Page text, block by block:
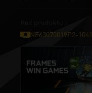
NE63070019P2-